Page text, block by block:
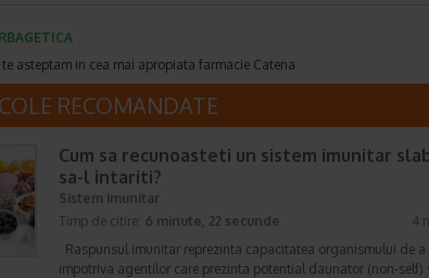
asteptam in cea mai apropiata farmacie Catena
RECOMANDATE
Cum sa recunoasteti un sistem imunitar
sa-l intariti?
Sistem imunitar
Timp de citire: 6 minute, 22 secunde
4
Raspunsul imunitar reprezinta capacitatea organismului de a
impotriva agentilor care prezinta potential daunator (non-self)